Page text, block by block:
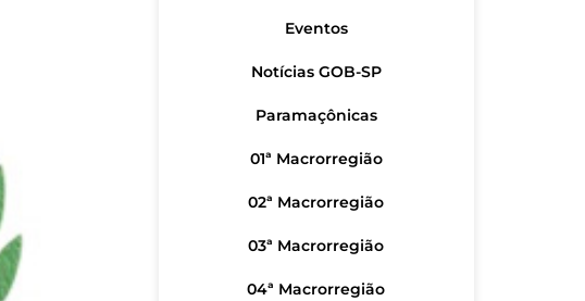
Eventos
Notícias GOB-SP
Paramaçônicas
01ª Macrorregião
02ª Macrorregião
03ª Macrorregião
04ª Macrorregião